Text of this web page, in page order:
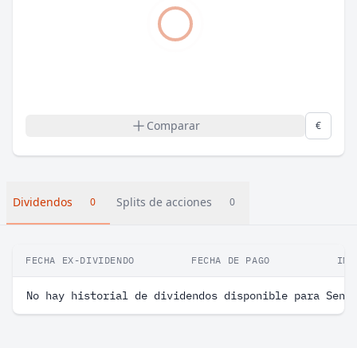
Comparar €
Dividendos 0 Splits de acciones 0
FECHA EX-DIVIDENDO FECHA DE PAGO
No hay historial de dividendos disponible para